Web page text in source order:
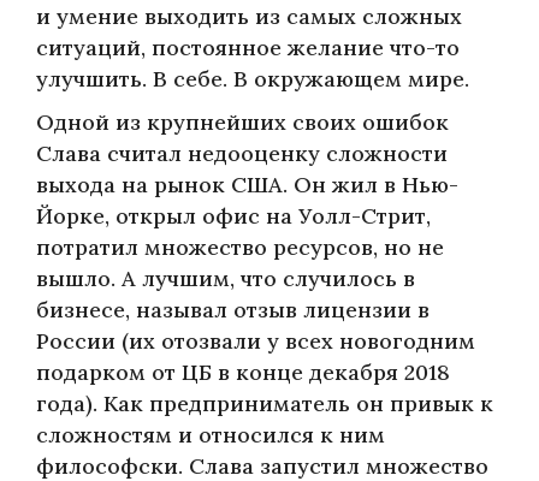
и умение выходить из самых сложных
ситуаций, постоянное желание что-то
улучшить. В себе. В окружающем мире.
Одной из крупнейших своих ошибок
Слава считал недооценку сложности
выхода на рынок США. Он жил в Нью-
Йорке, открыл офис на Уолл-Стрит,
потратил множество ресурсов, но не
вышло. А лучшим, что случилось в
бизнесе, называл отзыв лицензии в
России (их отозвали у всех новогодним
подарком от ЦБ в конце декабря 2018
года). Как предприниматель он привык к
сложностям и относился к ним
философски. Слава запустил множество